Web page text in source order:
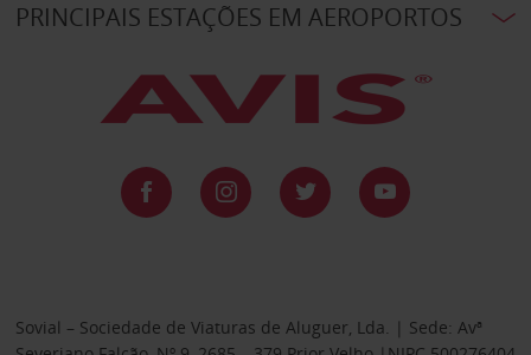
PRINCIPAIS ESTAÇÕES EM AEROPORTOS
Sovial – Sociedade de Viaturas de Aluguer, Lda. | Sede: Avª